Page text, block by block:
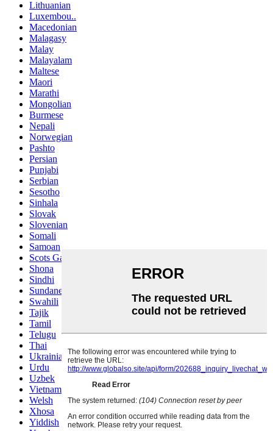
Lithuanian
Luxembou..
Macedonian
Malagasy
Malay
Malayalam
Maltese
Maori
Marathi
Mongolian
Burmese
Nepali
Norwegian
Pashto
Persian
Punjabi
Serbian
Sesotho
Sinhala
Slovak
Slovenian
Somali
Samoan
Scots Gaelic
Shona
Sindhi
Sundanese
Swahili
Tajik
Tamil
Telugu
Thai
Ukrainian
Urdu
Uzbek
Vietnamese
Welsh
Xhosa
Yiddish